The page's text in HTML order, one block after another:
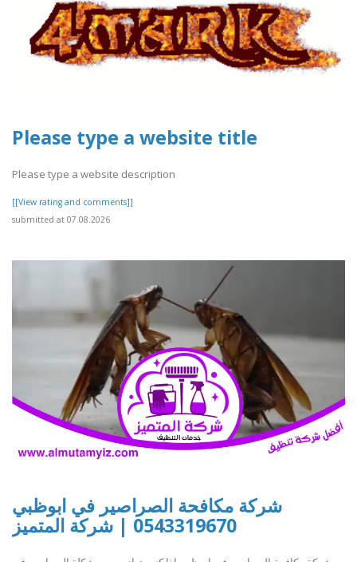
Please type a website title
Please type a website description
[[View rating and comments]]
submitted at 07.08.2026
شركة مكافحة الصراصير في ابوظبي
0543319670 | شركة المتميز